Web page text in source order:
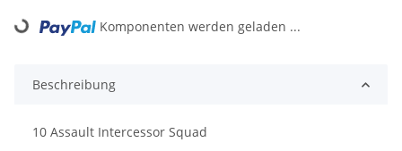
Loading... Komponenten werden geladen ...
Beschreibung
10 Assault Intercessor Squad